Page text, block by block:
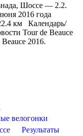
Шоссе — 2.2.
2016 года
км Календарь/
Tour de Beauce
2016.
велогонки
Результаты